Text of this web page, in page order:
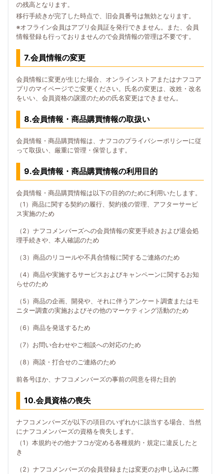
の残高となります。
移行手続きが完了した時点で、旧会員番号は無効となります。
※オフライン会員はアプリ会員証を発行できません。また、会員
情報登録も行っておりませんので会員情報の管理は不要です。
7.会員情報の変更
会員情報に変更が生じた場合、オンラインストアまたはナフコア
プリのマイページでご変更ください。氏名の変更は、改姓・改名
をいい、会員資格の譲渡のための氏名変更はできません。
8.会員情報・商品購買情報の取扱い
会員情報・商品購買情報は、ナフコのプライバシーポリシーに従
って取扱い、厳重に管理・保管します。
9.会員情報・商品購買情報の利用目的
会員情報・商品購買情報は以下の目的のために利用いたします。
（1）商品に関する契約の履行、契約後の管理、アフターサービ
ス実施のため
（2）ナフコメンバーズへの会員情報の変更手続きおよび退会処
理手続きや、本人確認のため
（3）商品のリコールや不具合情報に関するご連絡のため
（4）商品や実施するサービスおよびキャンペーンに関するお知
らせのため
（5）商品の企画、開発や、それに伴うアンケート調査またはモ
ニター調査の実施およびその他のマーケティング活動のため
（6）商品を発送するため
（7）お問い合わせやご相談への対応のため
（8）商談・打合せのご連絡のため
前各号ほか、ナフコメンバーズの事前の同意を得た目的
10.会員資格の喪失
ナフコメンバーズが以下の項目のいずれかに該当する場合、当然
にナフコメンバーズの資格を喪失します。
（1）本規約その他ナフコが定める各種規約・規定に違反したと
き
（2）ナフコメンバーズの会員登録または変更のお申し込みに際